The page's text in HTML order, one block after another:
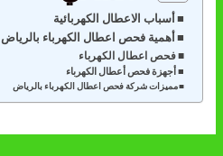
أسباب الاعطال الكهربائية
أهمية فحص اعطال الكهرباء بالرياض
فحص اعطال الكهرباء
أجهزة فحص أعطال الكهرباء
مميزات شركة فحص اعطال الكهرباء بالرياض